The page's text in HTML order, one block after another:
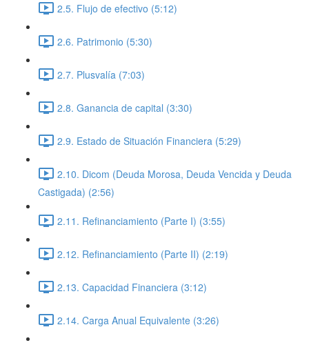
2.5. Flujo de efectivo (5:12)
2.6. Patrimonio (5:30)
2.7. Plusvalía (7:03)
2.8. Ganancia de capital (3:30)
2.9. Estado de Situación Financiera (5:29)
2.10. Dicom (Deuda Morosa, Deuda Vencida y Deuda
Castigada) (2:56)
2.11. Refinanciamiento (Parte I) (3:55)
2.12. Refinanciamiento (Parte II) (2:19)
2.13. Capacidad Financiera (3:12)
2.14. Carga Anual Equivalente (3:26)